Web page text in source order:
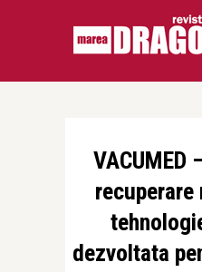
VACUMED
recuperare
dezvoltata